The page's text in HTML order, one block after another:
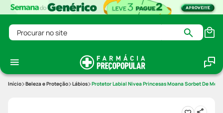
Procurar no site
Beleza e Proteção Lábios Protetor Labial Nivea Princesas Moana Sorbet De